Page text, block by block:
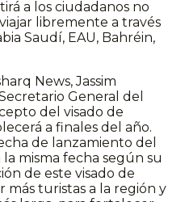
a los ciudadanos no
libremente a través
Saudí, EAU, Bahréin,
News, Jassim
General del
del visado de
a finales del año.
de lanzamiento del
misma fecha según su
de este visado de
más turistas a la región y